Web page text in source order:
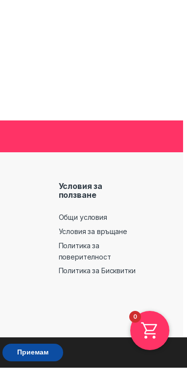
Условия за
ползване
Общи условия
Условия за връщане
Политика за
поверителност
Политика за Бисквитки
Приемам
0